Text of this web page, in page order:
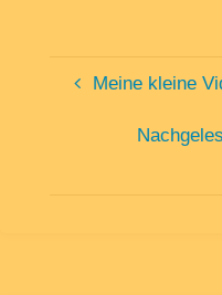
Meine kleine